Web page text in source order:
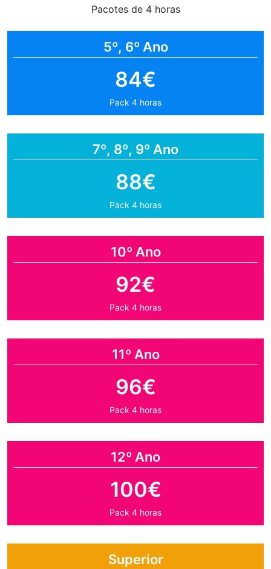
Pacotes de 4 horas
5º, 6º Ano
84€
Pack 4 horas
7º, 8º, 9º Ano
88€
Pack 4 horas
10º Ano
92€
Pack 4 horas
11º Ano
96€
Pack 4 horas
12º Ano
100€
Pack 4 horas
Superior